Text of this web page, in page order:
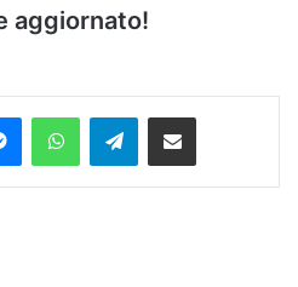
aggiornato!
MessengerWhatsAppTelegramCondividi via Email